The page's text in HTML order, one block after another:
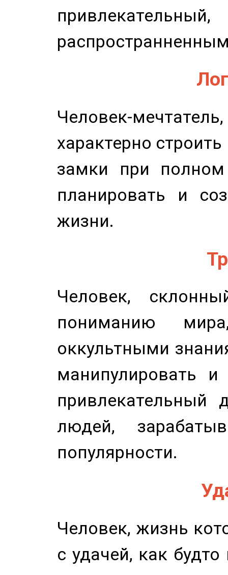
Человек-
характерно
замки при полном
планировать и
жизни.
Человек,
пониманию
оккультными
манипулировать
привлекательный
людей,
популярности.
Человек, жизнь
с удачей, как